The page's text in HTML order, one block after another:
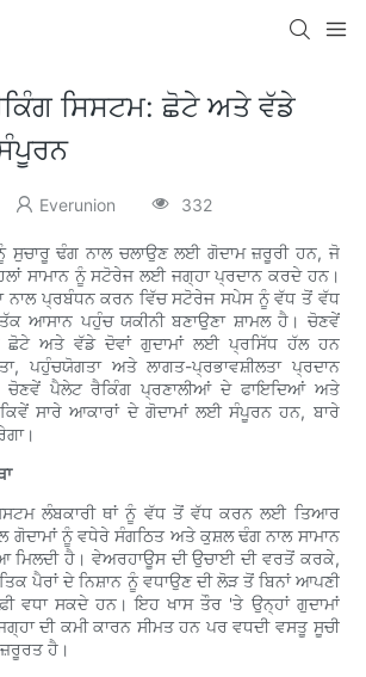
ਸਿਸਟਮ: ਛੋਟੇ ਅਤੇ ਵੱਡੇ
Everunion 332
ਸੁਚਾਰੂ ਢੰਗ ਨਾਲ ਚਲਾਉਣ ਲਈ ਗੋਦਾਮ ਜ਼ਰੂਰੀ ਹਨ, ਜੋ
ਸਾਮਾਨ ਨੂੰ ਸਟੋਰੇਜ ਲਈ ਜਗ੍ਹਾ ਪ੍ਰਦਾਨ ਕਰਦੇ ਹਨ।
ਨਾਲ ਪ੍ਰਬੰਧਨ ਕਰਨ ਵਿੱਚ ਸਟੋਰੇਜ ਸਪੇਸ ਨੂੰ ਵੱਧ ਤੋਂ ਵੱਧ
ਆਸਾਨ ਪਹੁੰਚ ਯਕੀਨੀ ਬਣਾਉਣਾ ਸ਼ਾਮਲ ਹੈ। ਚੋਣਵੇਂ
ਛੋਟੇ ਅਤੇ ਵੱਡੇ ਦੋਵਾਂ ਗੁਦਾਮਾਂ ਲਈ ਪ੍ਰਸਿੱਧ ਹੱਲ ਹਨ
ਪਹੁੰਚਯੋਗਤਾ ਅਤੇ ਲਾਗਤ-ਪ੍ਰਭਾਵਸ਼ੀਲਤਾ ਪ੍ਰਦਾਨ
ਪੈਲੇਟ ਰੈਕਿੰਗ ਪ੍ਰਣਾਲੀਆਂ ਦੇ ਫਾਇਦਿਆਂ ਅਤੇ
ਸਾਰੇ ਆਕਾਰਾਂ ਦੇ ਗੋਦਾਮਾਂ ਲਈ ਸੰਪੂਰਨ ਹਨ, ਬਾਰੇ
ਲੰਬਕਾਰੀ ਥਾਂ ਨੂੰ ਵੱਧ ਤੋਂ ਵੱਧ ਕਰਨ ਲਈ ਤਿਆਰ
ਗੋਦਾਮਾਂ ਨੂੰ ਵਧੇਰੇ ਸੰਗਠਿਤ ਅਤੇ ਕੁਸ਼ਲ ਢੰਗ ਨਾਲ ਸਾਮਾਨ
ਹੈ। ਵੇਅਰਹਾਊਸ ਦੀ ਉਚਾਈ ਦੀ ਵਰਤੋਂ ਕਰਕੇ,
ਪੈਰਾਂ ਦੇ ਨਿਸ਼ਾਨ ਨੂੰ ਵਧਾਉਣ ਦੀ ਲੋੜ ਤੋਂ ਬਿਨਾਂ ਆਪਣੀ
ਵਧਾ ਸਕਦੇ ਹਨ। ਇਹ ਖਾਸ ਤੌਰ 'ਤੇ ਉਨ੍ਹਾਂ ਗੁਦਾਮਾਂ
ਦੀ ਕਮੀ ਕਾਰਨ ਸੀਮਤ ਹਨ ਪਰ ਵਧਦੀ ਵਸਤੂ ਸੂਚੀ
ਹੈ।